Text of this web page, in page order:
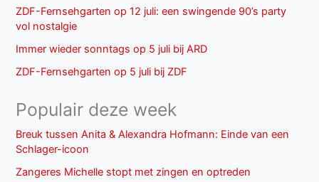
ZDF-Fernsehgarten op 12 juli: een swingende 90’s party
vol nostalgie
Immer wieder sonntags op 5 juli bij ARD
ZDF-Fernsehgarten op 5 juli bij ZDF
Populair deze week
Breuk tussen Anita & Alexandra Hofmann: Einde van een
Schlager-icoon
Zangeres Michelle stopt met zingen en optreden